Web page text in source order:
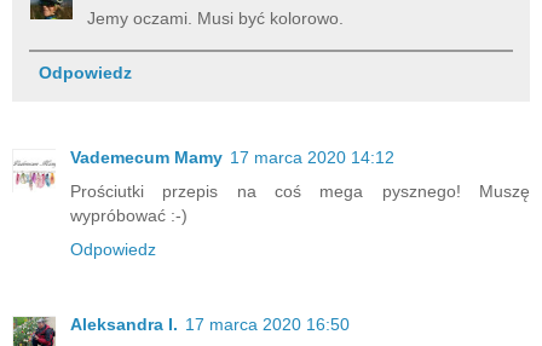
Jemy oczami. Musi być kolorowo.
Odpowiedz
Vademecum Mamy 17 marca 2020 14:12
Prościutki przepis na coś mega pysznego! Muszę
wypróbować :-)
Odpowiedz
Aleksandra I. 17 marca 2020 16:50